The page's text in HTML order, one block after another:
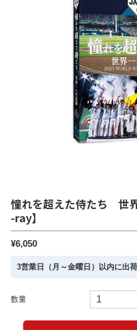
憧れを超えた侍たち 世
-ray】
¥6,050
3営業日（月～金曜日）以内に出荷
数量